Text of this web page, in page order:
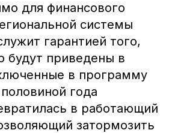
для финансового
системы
гарантией того,
будут приведены в
в программу
года
в работающий
затормозить